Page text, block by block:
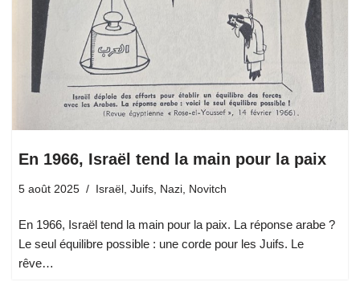
En 1966, Israël tend la main pour la paix
5 août 2025 Israël , Juifs, Nazi, Novitch
En 1966, Israël tend la main pour la paix. La réponse arabe ?
Le seul équilibre possible : une corde pour les Juifs. Le
rêve…